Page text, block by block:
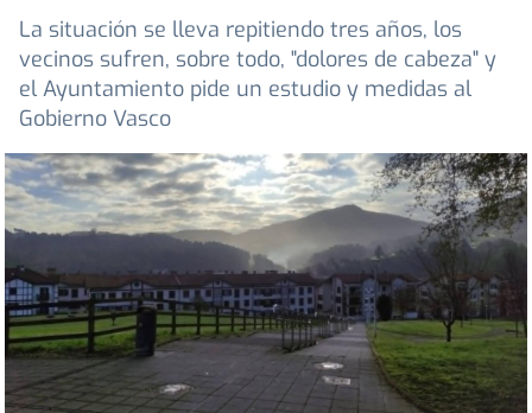
La situación se lleva repitiendo tres años, los
vecinos sufren, sobre todo, "dolores de cabeza" y
el Ayuntamiento pide un estudio y medidas al
Gobierno Vasco